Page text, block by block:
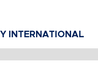
Y INTERNATIONAL